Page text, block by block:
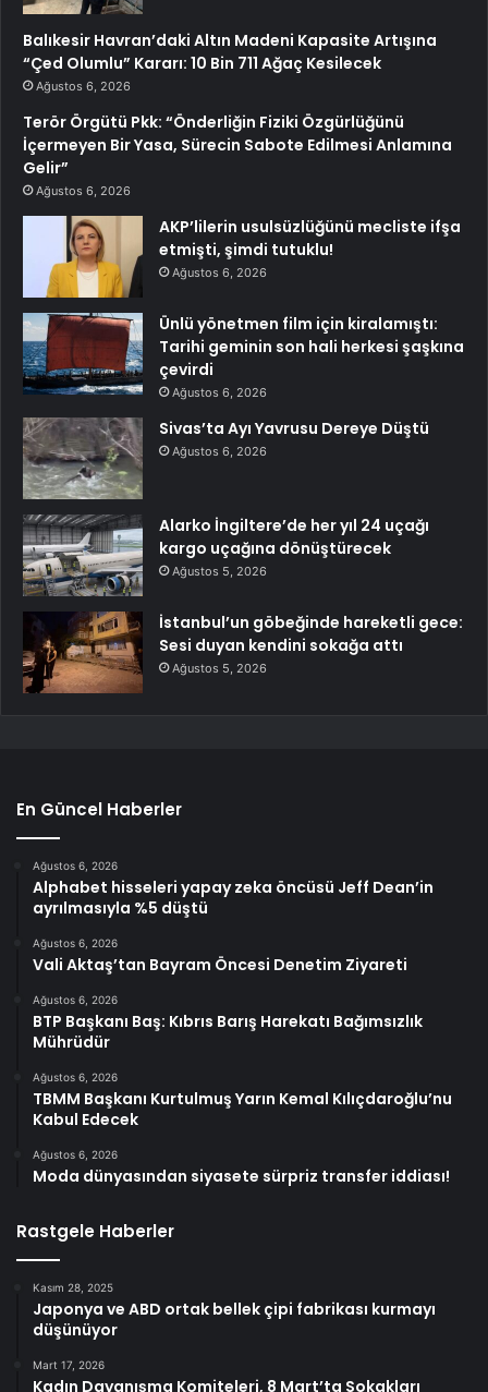
Balıkesir Havran’daki Altın Madeni Kapasite Artışına
“Çed Olumlu” Kararı: 10 Bin 711 Ağaç Kesilecek
Ağustos 6, 2026
Terör Örgütü Pkk: “Önderliğin Fiziki Özgürlüğünü
İçermeyen Bir Yasa, Sürecin Sabote Edilmesi Anlamına
Gelir”
Ağustos 6, 2026
AKP’lilerin usulsüzlüğünü mecliste ifşa
etmişti, şimdi tutuklu!
Ağustos 6, 2026
Ünlü yönetmen film için kiralamıştı:
Tarihi geminin son hali herkesi şaşkına
çevirdi
Ağustos 6, 2026
Sivas’ta Ayı Yavrusu Dereye Düştü
Ağustos 6, 2026
Alarko İngiltere’de her yıl 24 uçağı
kargo uçağına dönüştürecek
Ağustos 5, 2026
İstanbul’un göbeğinde hareketli gece:
Sesi duyan kendini sokağa attı
Ağustos 5, 2026
En Güncel Haberler
Ağustos 6, 2026
Alphabet hisseleri yapay zeka öncüsü Jeff Dean’in
ayrılmasıyla %5 düştü
Ağustos 6, 2026
Vali Aktaş’tan Bayram Öncesi Denetim Ziyareti
Ağustos 6, 2026
BTP Başkanı Baş: Kıbrıs Barış Harekatı Bağımsızlık
Mührüdür
Ağustos 6, 2026
TBMM Başkanı Kurtulmuş Yarın Kemal Kılıçdaroğlu’nu
Kabul Edecek
Ağustos 6, 2026
Moda dünyasından siyasete sürpriz transfer iddiası!
Rastgele Haberler
Kasım 28, 2025
Japonya ve ABD ortak bellek çipi fabrikası kurmayı
düşünüyor
Mart 17, 2026
Kadın Dayanışma Komiteleri, 8 Mart’ta Sokakları